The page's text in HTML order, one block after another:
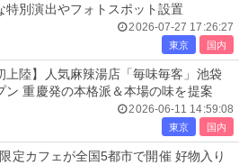
特別演出やフォトスポット設置
2026-07-27 17:26:27
東京 国内
上陸】人気麻辣湯店「毎味毎客」池袋
ン 重慶発の本格派＆本場の味を提案
2026-06-11 14:59:08
東京 国内
定カフェが全国5都市で開催 好物入り